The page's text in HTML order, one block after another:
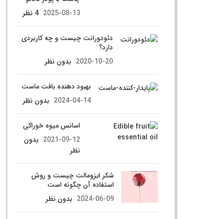
2025-08-13 4 نظر
دئودورانت چیست و چه کاربردی
دارد؟
2020-10-20 بدون نظر
بهبود دهنده بافت ماست
2024-04-14 بدون نظر
اسانس میوه خوراکی
2021-09-12 بدون
نظر
شکر ایزومالت چیست و روش
استفاده آن چگونه است
2024-06-09 بدون نظر